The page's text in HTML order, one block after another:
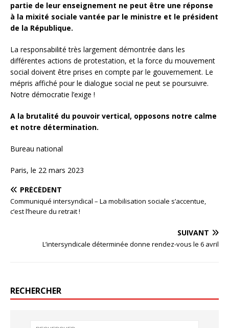
partie de leur enseignement ne peut être une réponse
à la mixité sociale vantée par le ministre et le président
de la République.
La responsabilité très largement démontrée dans les
différentes actions de protestation, et la force du mouvement
social doivent être prises en compte par le gouvernement. Le
mépris affiché pour le dialogue social ne peut se poursuivre.
Notre démocratie l’exige !
A la brutalité du pouvoir vertical, opposons notre calme
et notre détermination.
Bureau national
Paris, le 22 mars 2023
PRÉCÉDENT
Communiqué intersyndical – La mobilisation sociale s’accentue,
c’est l’heure du retrait !
SUIVANT
L’intersyndicale déterminée donne rendez-vous le 6 avril
RECHERCHER